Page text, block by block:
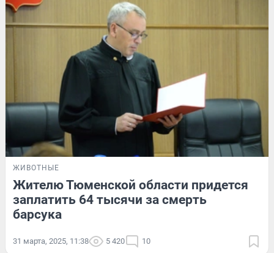
ЖИВОТНЫЕ
Жителю Тюменской области придется
заплатить 64 тысячи за смерть
барсука
31 марта, 2025, 11:38 5 420 10